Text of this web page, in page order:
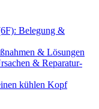
Belegung &
& Lösungen
& Reparatur-
kühlen Kopf